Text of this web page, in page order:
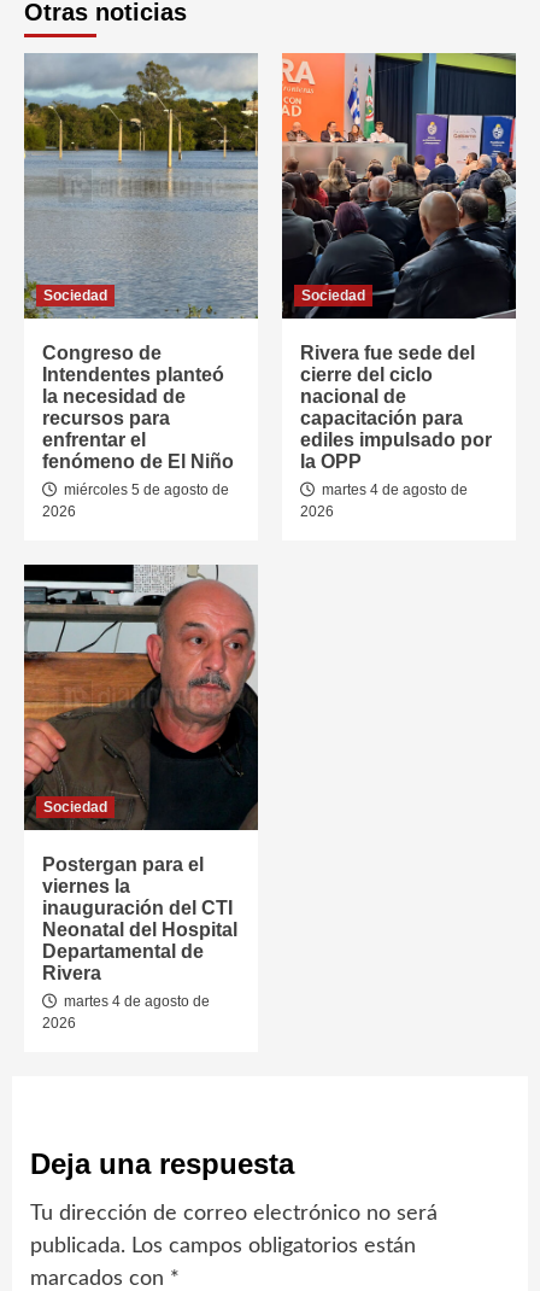
Otras noticias
Sociedad
Congreso de
Intendentes planteó
la necesidad de
recursos para
enfrentar el
fenómeno de El Niño
miércoles 5 de agosto de
2026
Sociedad
Rivera fue sede del
cierre del ciclo
nacional de
capacitación para
ediles impulsado por
la OPP
martes 4 de agosto de
2026
Sociedad
Postergan para el
viernes la
inauguración del CTI
Neonatal del Hospital
Departamental de
Rivera
martes 4 de agosto de
2026
Deja una respuesta
Tu dirección de correo electrónico no será
publicada. Los campos obligatorios están
marcados con *